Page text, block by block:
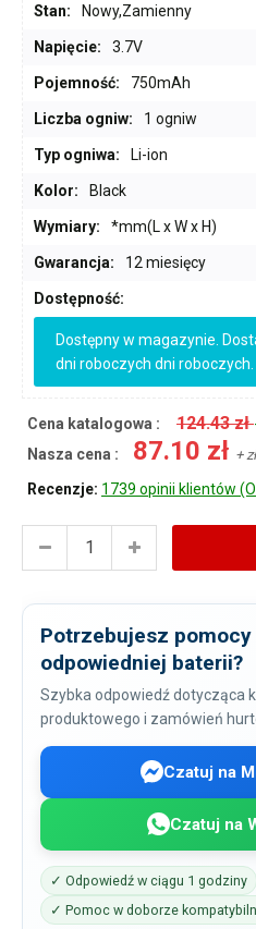
Stan: Nowy,Zamienny
Napięcie: 3.7V
Pojemność: 750mAh
Liczba ogniw: 1 ogniw
Typ ogniwa: Li-ion
Kolor: Black
Wymiary: *mm(L x W x H)
Gwarancja: 12 miesięcy
Dostępność:
Dostępny w magazynie.
dni roboczych dni roboczych.
Cena katalogowa : 124.43 zł
Nasza cena :
87.10 zł +
Recenzje: 1739 opinii klientów
Potrzebujesz pomocy
odpowiedniej baterii?
Szybka odpowiedź dotycząca
produktowego i zamówień
Czatuj na
Czatuj na
✓ Odpowiedź w ciągu 1 godziny
✓ Pomoc w doborze